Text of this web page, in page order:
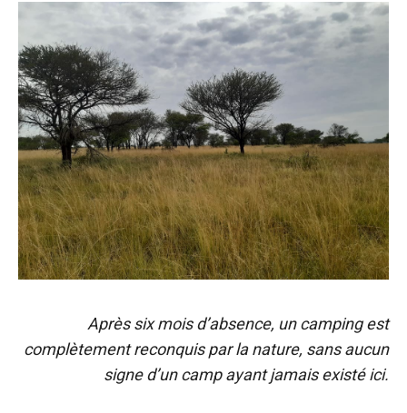
Après six mois d’absence, un camping est
complètement reconquis par la nature, sans aucun
signe d’un camp ayant jamais existé ici.